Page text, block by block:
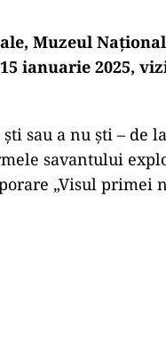
Muzeul
ianuarie 2025,
sau a nu ști – de
savantului
„Visul primei